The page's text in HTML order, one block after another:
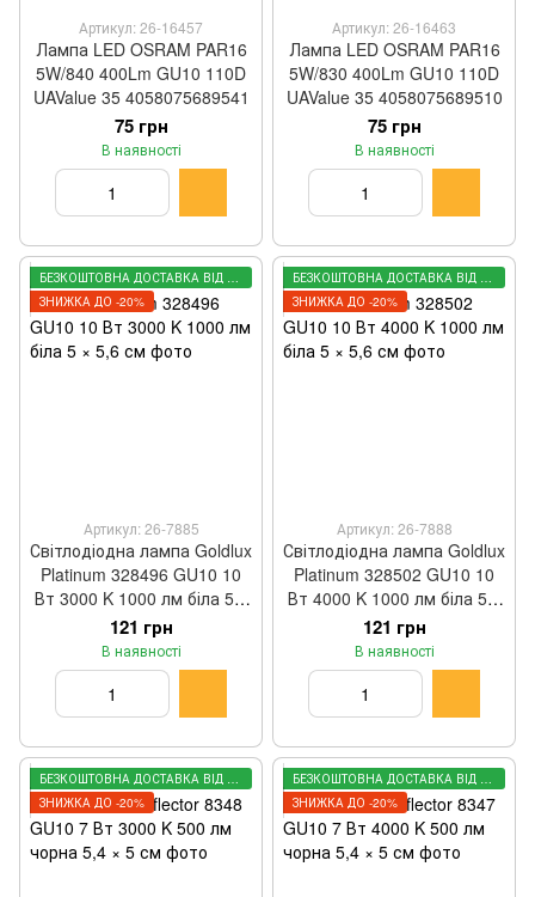
Артикул: 26-16457
Лампа LED OSRAM PAR16
5W/840 400Lm GU10 110D
UAValue 35 4058075689541
75 грн
В наявності
Артикул: 26-16463
Лампа LED OSRAM PAR16
5W/830 400Lm GU10 110D
UAValue 35 4058075689510
75 грн
В наявності
БЕЗКОШТОВНА ДОСТАВКА ВІД 3000 ГРН
ЗНИЖКА ДО -20%
Артикул: 26-7885
Світлодіодна лампа Goldlux
Platinum 328496 GU10 10
Вт 3000 K 1000 лм біла 5 ×
5,6 см
121 грн
В наявності
БЕЗКОШТОВНА ДОСТАВКА ВІД 3000 ГРН
ЗНИЖКА ДО -20%
Артикул: 26-7888
Світлодіодна лампа Goldlux
Platinum 328502 GU10 10
Вт 4000 K 1000 лм біла 5 ×
5,6 см
121 грн
В наявності
БЕЗКОШТОВНА ДОСТАВКА ВІД 3000 ГРН
ЗНИЖКА ДО -20%
БЕЗКОШТОВНА ДОСТАВКА ВІД 3000 ГРН
ЗНИЖКА ДО -20%